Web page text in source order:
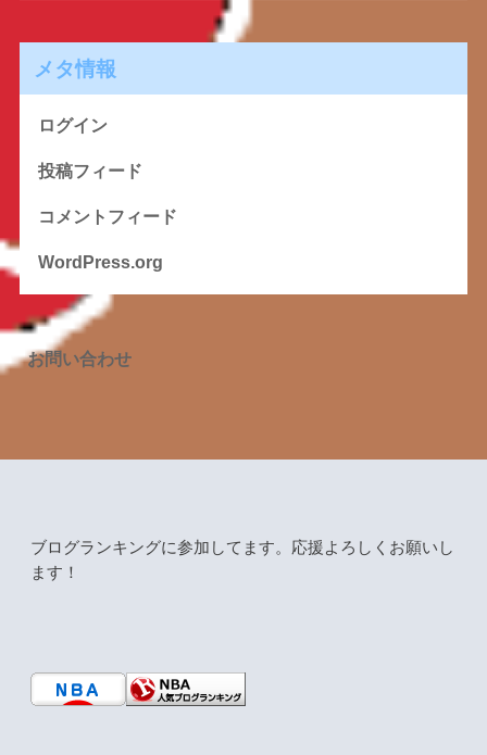
メタ情報
ログイン
投稿フィード
コメントフィード
WordPress.org
お問い合わせ
ブログランキングに参加してます。応援よろしくお願いし
ます！